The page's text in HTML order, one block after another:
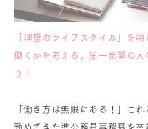
「理想のライフスタイル」を軸
働くかを考える。第一希望の人
う！
「働き方は無限にある！」こ